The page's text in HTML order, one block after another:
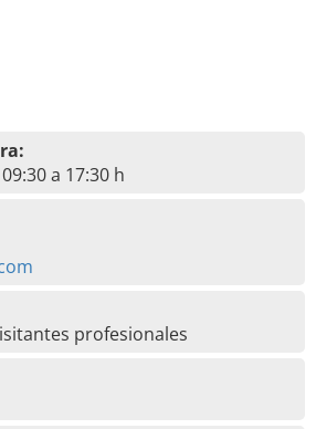
a 17:30 h
profesionales